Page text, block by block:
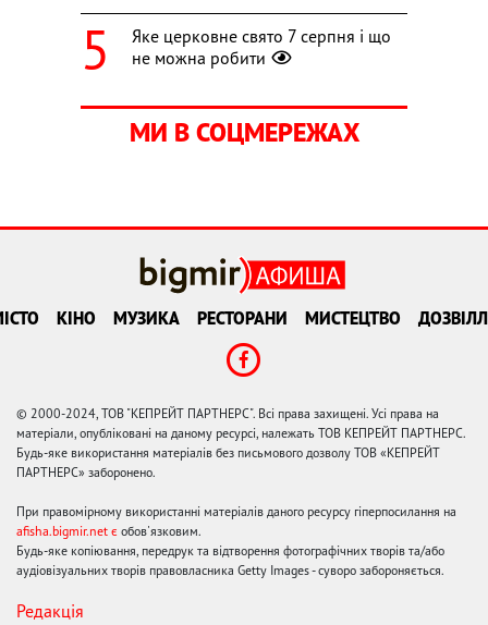
Яке церковне свято 7 серпня і що
не можна робити
МИ В СОЦМЕРЕЖАХ
КІНО МУЗИКА РЕСТОРАНИ МИСТЕЦТВО
© 2000-2024, ТОВ "КЕПРЕЙТ ПАРТНЕРС". Всі права захищені. Усі права на
матеріали, опубліковані на даному ресурсі, належать ТОВ КЕПРЕЙТ ПАРТНЕРС.
Будь-яке використання матеріалів без письмового дозволу ТОВ «КЕПРЕЙТ
ПАРТНЕРС» заборонено.
При правомірному використанні матеріалів даного ресурсу гіперпосилання на
afisha.bigmir.net є обов'язковим.
Будь-яке копіювання, передрук та відтворення фотографічних творів та/або
аудіовізуальних творів правовласника Getty Images - суворо забороняється.
Редакція